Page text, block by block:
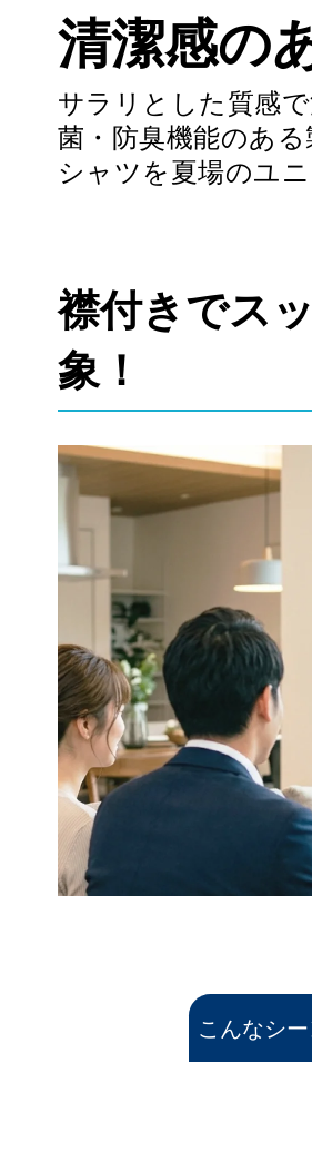
清潔感の
サラリとした質感
菌・防臭機能のあ
シャツを夏場のユ
襟付きでス
象！
こんなシ